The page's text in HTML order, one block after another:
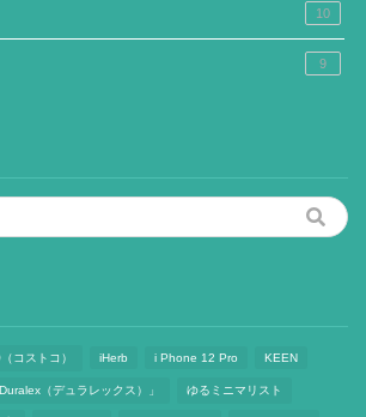
10
9
コストコ） iHerb i Phone 12 Pro KEEN
Duralex（デュラレックス）」 ゆるミニマリスト